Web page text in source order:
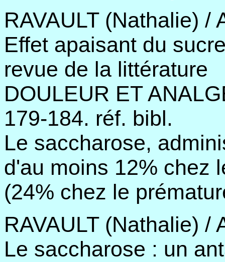
RAVAULT (Nathalie) /
Effet apaisant du
revue de la littérature
DOULEUR ET
179-184. réf. bibl.
Le saccharose,
d'au moins 12% chez
(24% chez le
RAVAULT (Nathalie) /
Le saccharose : un